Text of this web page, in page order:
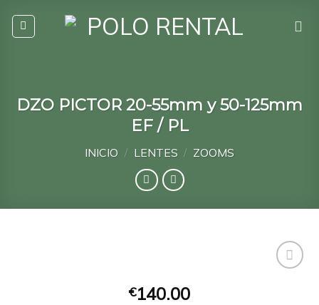
DZO PICTOR 20-55mm y 50-125mm
EF / PL
INICIO / LENTES / ZOOMS
€140.00